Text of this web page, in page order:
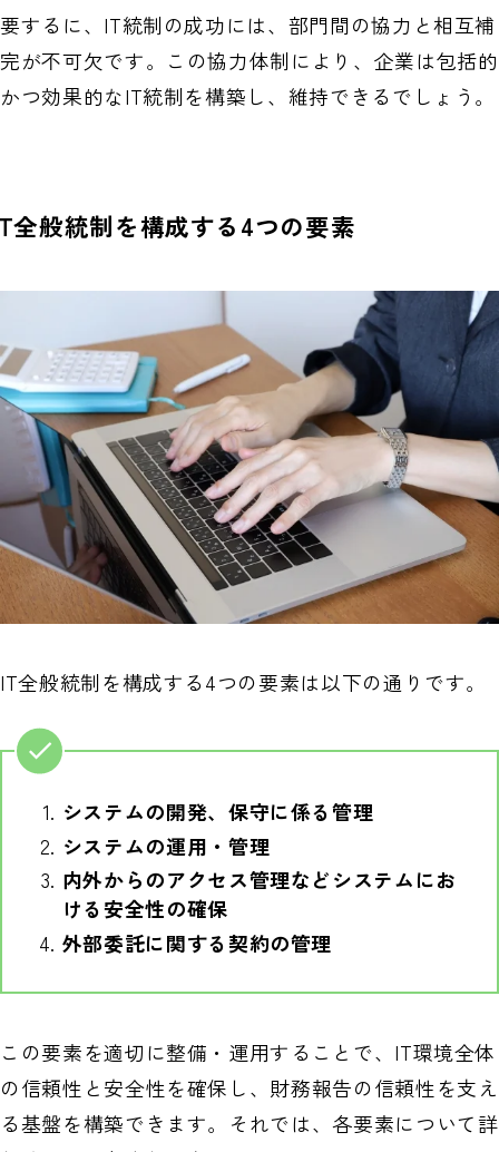
要するに、IT統制の成功には、部門間の協力と相互補
完が不可欠です。この協力体制により、企業は包括的
かつ効果的なIT統制を構築し、維持できるでしょう。
全般統制を構成する4つの要素
IT全般統制を構成する4つの要素は以下の通りです。
システムの開発、保守に係る管理
システムの運用・管理
内外からのアクセス管理などシステムにお
ける安全性の確保
外部委託に関する契約の管理
この要素を適切に整備・運用することで、IT環境全体
の信頼性と安全性を確保し、財務報告の信頼性を支え
る基盤を構築できます。それでは、各要素について詳